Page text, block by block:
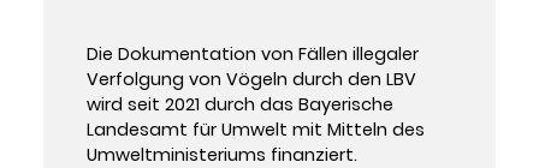
Die Dokumentation von Fällen illegaler
Verfolgung von Vögeln durch den LBV
wird seit 2021 durch das Bayerische
Landesamt für Umwelt mit Mitteln des
Umweltministeriums finanziert.